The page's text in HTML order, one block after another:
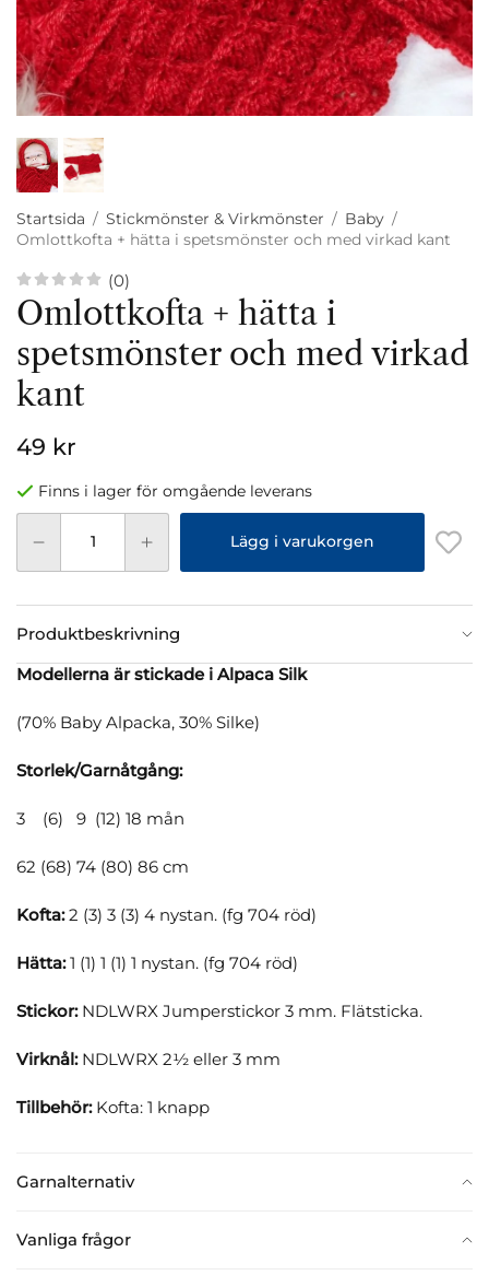
Startsida / Stickmönster & Virkmönster / Baby /
Omlottkofta + hätta i spetsmönster och med virkad kant
(0)
Omlottkofta + hätta i
spetsmönster och med virkad
kant
49 kr
Finns i lager för omgående leverans
Lägg i varukorgen
Produktbeskrivning
Garnalternativ
Vanliga frågor
Modellerna är stickade i Alpaca Silk
(70% Baby Alpacka, 30% Silke)
Storlek/Garnåtgång:
3 (6) 9 (12) 18 mån
62 (68) 74 (80) 86 cm
Kofta:2 (3) 3 (3) 4 nystan. (fg 704 röd)
Hätta:1 (1) 1 (1) 1 nystan. (fg 704 röd)
Stickor:NDLWRX Jumperstickor 3 mm. Flätsticka.
Virknål:NDLWRX 2½ eller 3 mm
Tillbehör:Kofta: 1 knapp